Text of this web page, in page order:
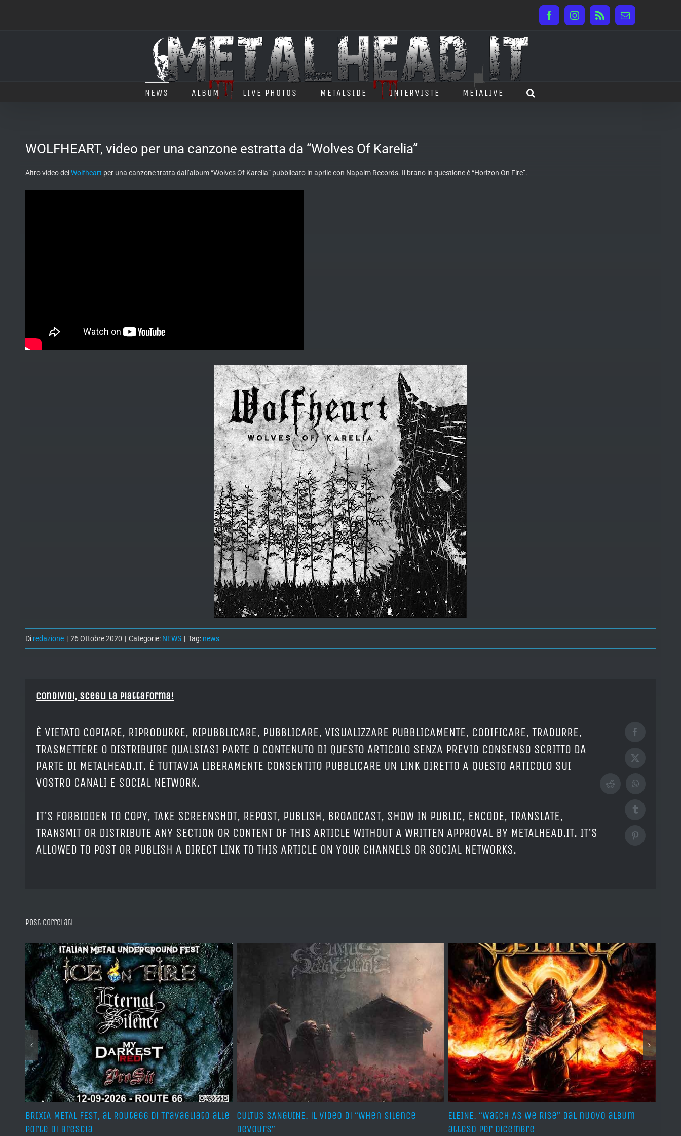
FacebookInstagram
Rss Email
NEWS ALBUM LIVE PHOTOS METALSIDE INTERVISTE METALIVE
WOLFHEART, video per una canzone estratta da “Wolves Of Karelia”
Altro video deiWolfheart per una canzone tratta dall’album “Wolves Of Karelia” pubblicato in aprile con Napalm Records. Il brano in questione è “Horizon On Fire”.
Di redazione | 26 Ottobre 2020 | Categorie: NEWS | Tag: news
Condividi, Scegli la piattaforma!
È VIETATO COPIARE, RIPRODURRE, RIPUBBLICARE, PUBBLICARE, VISUALIZZARE PUBBLICAMENTE, CODIFICARE, TRADURRE,
TRASMETTERE O DISTRIBUIRE QUALSIASI PARTE O CONTENUTO DI QUESTO ARTICOLO SENZA PREVIO CONSENSO SCRITTO DA
PARTE DI METALHEAD.IT. È TUTTAVIA LIBERAMENTE CONSENTITO PUBBLICARE UN LINK DIRETTO A QUESTO ARTICOLO SUI
VOSTRO CANALI E SOCIAL NETWORK.
IT'S FORBIDDEN TO COPY, TAKE SCREENSHOT, REPOST, PUBLISH, BROADCAST, SHOW IN PUBLIC, ENCODE, TRANSLATE,
TRANSMIT OR DISTRIBUTE ANY SECTION OR CONTENT OF THIS ARTICLE WITHOUT A WRITTEN APPROVAL BY METALHEAD.IT. IT'S
ALLOWED TO POST OR PUBLISH A DIRECT LINK TO THIS ARTICLE ON YOUR CHANNELS OR SOCIAL NETWORKS.
Facebook
X
RedditWhatsApp
Tumblr
Pinterest
Post correlati
BRIXIA METAL FEST, al Route66 di Travagliato alle
porte di Brescia
CULTUS SANGUINE, il video di “When Silence
Devours”
ELEINE, “Watch As We Rise” dal nuovo album
atteso per dicembre